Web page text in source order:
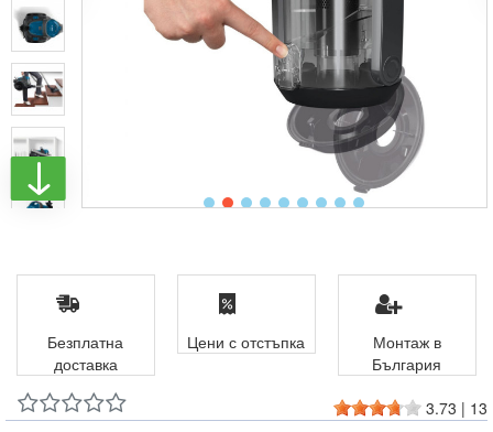
3.73 | 13
Безплатна
доставка
Цени с отстъпка
Монтаж в
България